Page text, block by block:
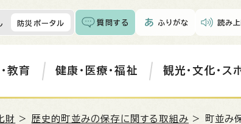
防災ポータル 質問する ふりがな 読み
教育 健康・医療・福祉 観光・文化・ス
財 > 歴史的町並みの保存に関する取組み > 町並み